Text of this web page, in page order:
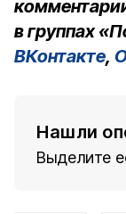
в группах
ВКонтакте,
Нашли
Выделите